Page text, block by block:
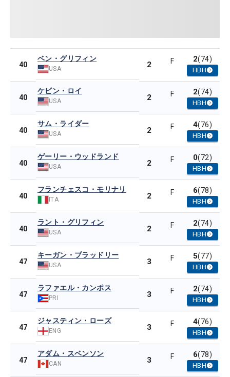
40
ベン・グリフィン
USA 2 F 2(74)
HBH
40
ケビン・ロイ
USA 2 F 2(74)
HBH
40
サム・ライダー
USA 2 F 4(76)
HBH
40
ゲーリー・ウッドランド
USA 2 F 0(72)
HBH
40
フランチェスコ・モリナリ
ITA 2 F 6(78)
HBH
40
ラント・グリフィン
USA 2 F 2(74)
HBH
47
キーガン・ブラッドリー
USA 3 F 5(77)
HBH
47
ラファエル・カンポス
PRI 3 F 2(74)
HBH
47
ジャスティン・ローズ
ENG 3 F 4(76)
HBH
47
アダム・スベンソン
CAN 3 F 6(78)
HBH